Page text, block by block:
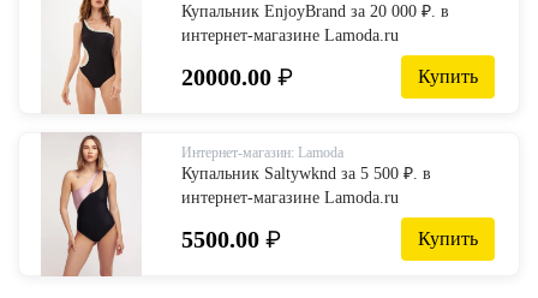
Купальник EnjoyBrand за 20 000 ₽. в
интернет-магазине Lamoda.ru
20000.00 ₽ Купить
Интернет-магазин: Lamoda
Купальник Saltywknd за 5 500 ₽. в
интернет-магазине Lamoda.ru
5500.00 ₽ Купить